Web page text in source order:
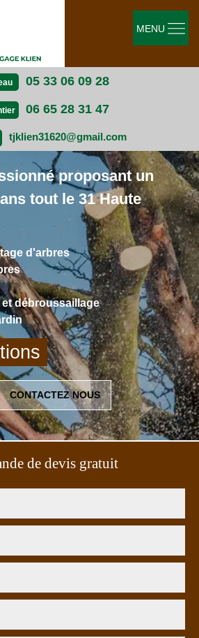
05 33 06 09 28
06 65 28 31 47
tjklien31620@gmail.com
MENU
proposant un
tout le 31 Haute
d'arbres
débroussaillage
CONTACTEZ NOUS
de devis gratuit